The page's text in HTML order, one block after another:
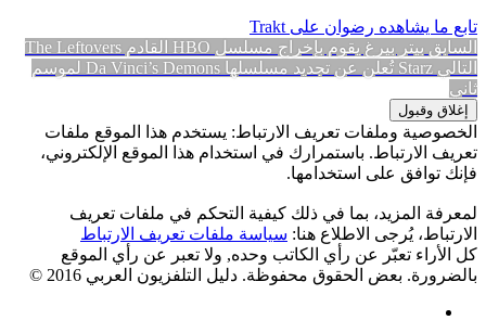
تابع ما يشاهده رضوان على Trakt
تصفّح
المقالات
السابق المقالة
السابقة:
بيتر بيرغ يقوم بإخراج مسلسل HBO القادم The Leftovers
التالي المقالة
Starz تُعلن عن تجديد مسلسلها Da Vinci’s Demons لموسم
ثاني
الخصوصية وملفات تعريف الارتباط: يستخدم هذا الموقع ملفات
تعريف الارتباط. باستمرارك في استخدام هذا الموقع الإلكتروني،
فإنك توافق على استخدامها.
لمعرفة المزيد، بما في ذلك كيفية التحكم في ملفات تعريف
الارتباط، يُرجى الاطلاع هنا: سياسة ملفات تعريف الارتباط
كل الأراء تعبّر عن رأي الكاتب وحده, ولا تعبر عن رأي الموقع
بالضرورة. بعض الحقوق محفوظة. دليل التلفزيون العربي 2016 ©